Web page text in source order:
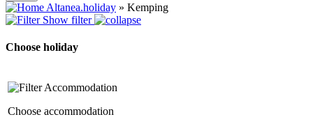
Altanea.holiday » Kemping
Show filter
Choose holiday
Accommodation
Choose accommodation